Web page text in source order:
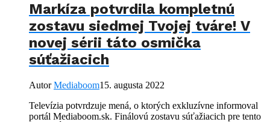
Markíza potvrdila kompletnú
zostavu siedmej Tvojej tváre! V
novej sérii táto osmička
súťažiacich
AutorMediaboom15. augusta 2022
Televízia potvrdzuje mená, o ktorých exkluzívne informoval
portál Mediaboom.sk. Finálovú zostavu súťažiacich pre tento